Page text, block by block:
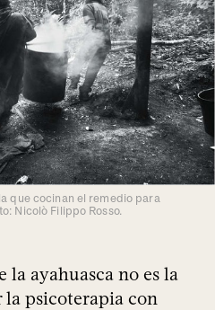
que cocinan el remedio para
Nicolò Filippo Rosso.
ayahuasca no es la
psicoterapia con